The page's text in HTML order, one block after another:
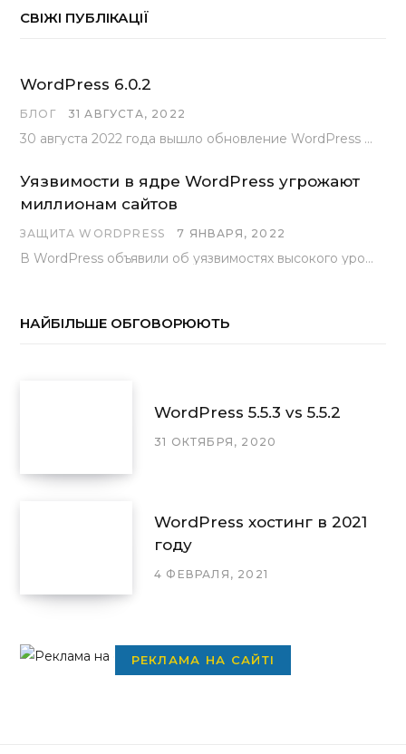
СВІЖІ ПУБЛІКАЦІЇ
WordPress 6.0.2
БЛОГ 31 АВГУСТА, 2022
30 августа 2022 года вышло обновление WordPress под номером 6.0.2 . Эта версия доступна для скачивания с сайта wordpress.org…
Уязвимости в ядре WordPress угрожают
миллионам сайтов
ЗАЩИТА WORDPRESS 7 ЯНВАРЯ, 2022
В WordPress объявили об уязвимостях высокого уровня, найденных основной командой разработчиков. В сообщении говорится, что…
НАЙБІЛЬШЕ ОБГОВОРЮЮТЬ
WordPress 5.5.3 vs 5.5.2
31 ОКТЯБРЯ, 2020
WordPress хостинг в 2021
году
4 ФЕВРАЛЯ, 2021
РЕКЛАМА НА САЙТІ